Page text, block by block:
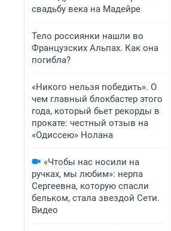
свадьбу века на Мадейре
Тело россиянки нашли во
Французских Альпах. Как она
погибла?
«Никого нельзя победить». О
чем главный блокбастер этого
года, который бьет рекорды в
прокате: честный отзыв на
«Одиссею» Нолана
«Чтобы нас носили на
ручках, мы любим»: нерпа
Сергеевна, которую спасли
бельком, стала звездой Сети.
Видео